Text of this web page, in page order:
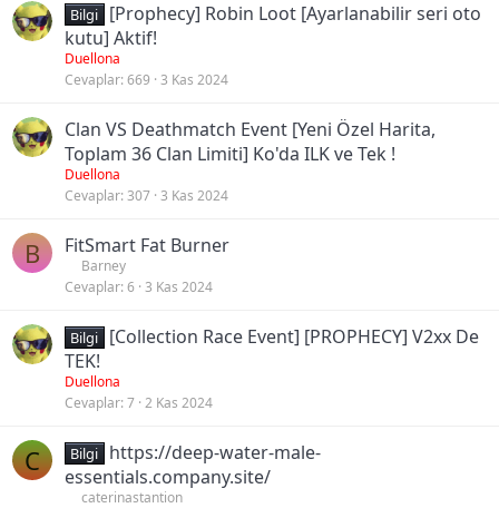
Bilgi
[Prophecy] Robin Loot [Ayarlanabilir seri oto
kutu] Aktif!
Duellona
Cevaplar 669 3 Kas 2024
Clan VS Deathmatch Event [Yeni Özel Harita,
Toplam 36 Clan Limiti] Ko'da ILK ve Tek !
Duellona
Cevaplar 307 3 Kas 2024
B FitSmart Fat Burner
Barney
Cevaplar 6 3 Kas 2024
Bilgi
[Collection Race Event] [PROPHECY] V2xx De
TEK!
Duellona
Cevaplar 7 2 Kas 2024
C Bilgi
https://deep-water-male-
essentials.company.site/
caterinastantion